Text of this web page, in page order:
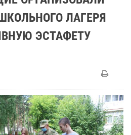
ЛАГЕРЯ
ЭСТАФЕТУ